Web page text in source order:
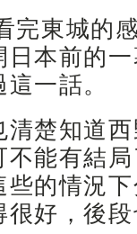
完東城的
日本前的
一話。
清楚知道
不能有結
些的情況
好，後段